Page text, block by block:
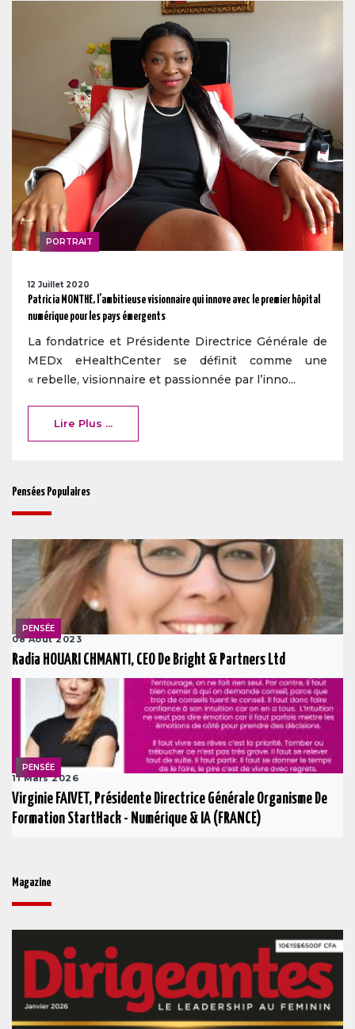
PORTRAIT
12 Juillet 2020
Patricia MONTHE, l’ambitieuse visionnaire qui innove avec le premier hôpital
numérique pour les pays émergents
La fondatrice et Présidente Directrice Générale de
MEDx eHealthCenter se définit comme une
« rebelle, visionnaire et passionnée par l’inno...
Lire Plus ...
Pensées Populaires
PENSÉE
08 Août 2023
Radia HOUARI CHMANTI, CEO De Bright & Partners Ltd
PENSÉE
11 Mars 2026
Virginie FAIVET, Présidente Directrice Générale Organisme De
Formation StartHack - Numérique & IA (FRANCE)
Magazine